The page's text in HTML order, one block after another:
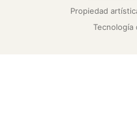
Propiedad
Tecnología